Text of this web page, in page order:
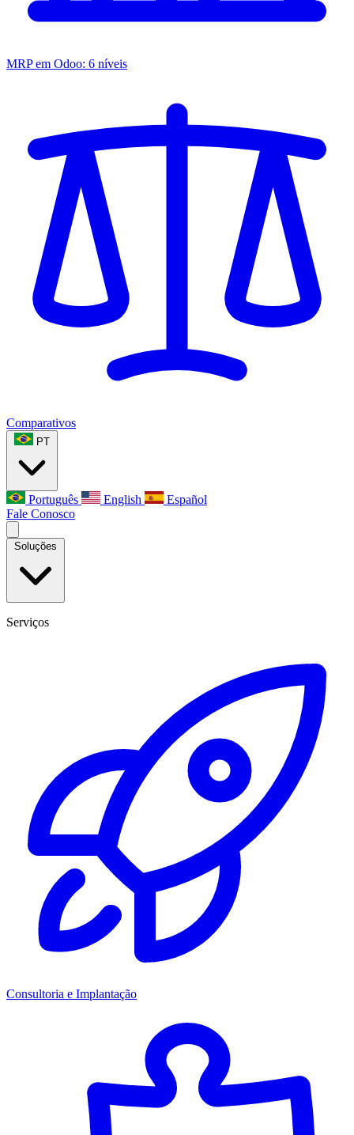
MRP em Odoo: 6 níveis
Comparativos
PT
Português English
Español
Fale Conosco
Soluções
Serviços
Consultoria e Implantação